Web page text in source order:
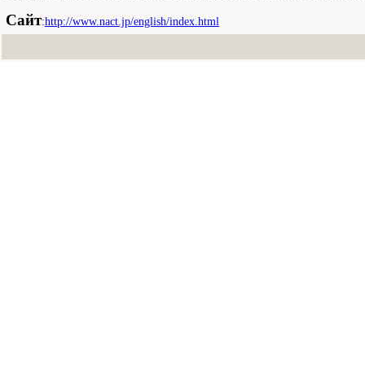
Сайт:http://www.nact.jp/english/index.html